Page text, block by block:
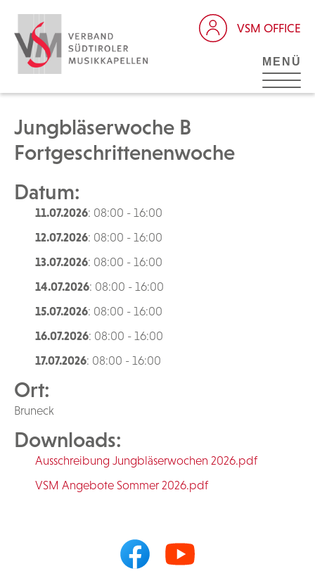
VSM OFFICE
MENÜ
Jungbläserwoche B
Fortgeschrittenenwoche
Datum:
11.07.2026: 08:00 - 16:00
12.07.2026: 08:00 - 16:00
13.07.2026: 08:00 - 16:00
14.07.2026: 08:00 - 16:00
15.07.2026: 08:00 - 16:00
16.07.2026: 08:00 - 16:00
17.07.2026: 08:00 - 16:00
Ort:
Bruneck
Downloads:
Ausschreibung Jungbläserwochen 2026.pdf
VSM Angebote Sommer 2026.pdf